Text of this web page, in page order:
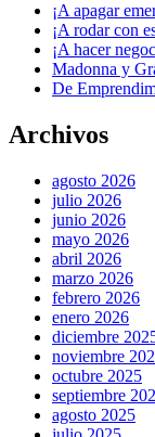
¡A apagar
¡A rodar con
¡A hacer
Madonna y
De
Archivos
agosto 2026
julio 2026
junio 2026
mayo 2026
abril 2026
marzo 2026
febrero 2026
enero 2026
diciembre
noviembre
octubre 2025
septiembre
agosto 2025